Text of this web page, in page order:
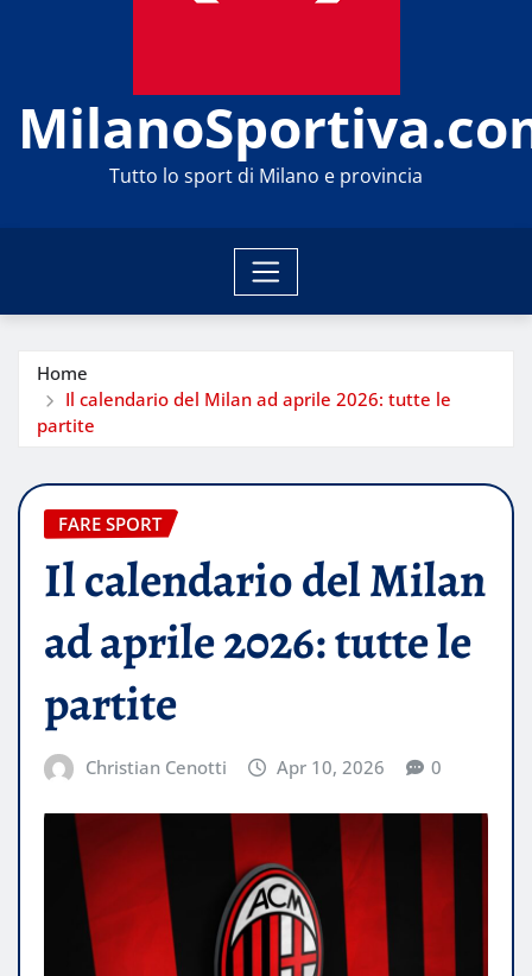
Tutto lo sport di Milano e provincia
Home
Il calendario del Milan ad aprile 2026: tutte le
partite
FARE SPORT
Il calendario del Milan
ad aprile 2026: tutte le
partite
Christian Cenotti Apr 10, 2026 0